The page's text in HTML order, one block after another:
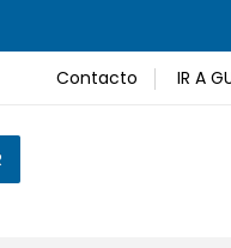
Contacto IR A